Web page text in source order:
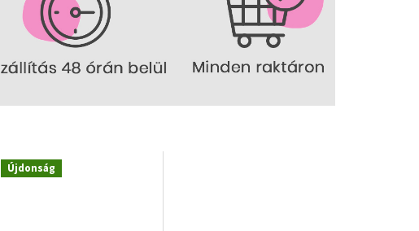
Újdonság